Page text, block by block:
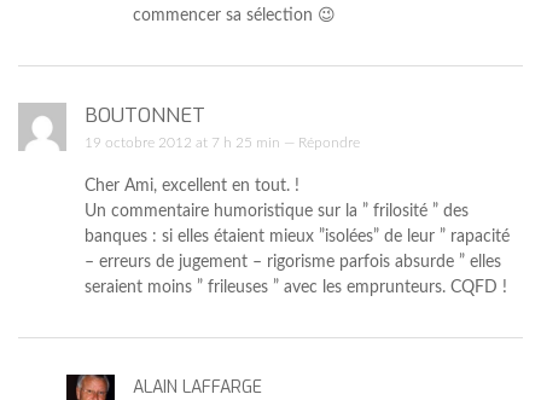
commencer sa sélection 😉
BOUTONNET
19 octobre 2012 at 7 h 25 min — Répondre
Cher Ami, excellent en tout. !
Un commentaire humoristique sur la ” frilosité ” des
banques : si elles étaient mieux ”isolées” de leur ” rapacité
– erreurs de jugement – rigorisme parfois absurde ” elles
seraient moins ” frileuses ” avec les emprunteurs. CQFD !
ALAIN LAFFARGE